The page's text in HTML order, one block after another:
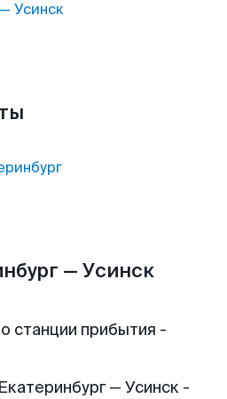
Усинск
— Усинск
станции прибытия -
— Усинск -